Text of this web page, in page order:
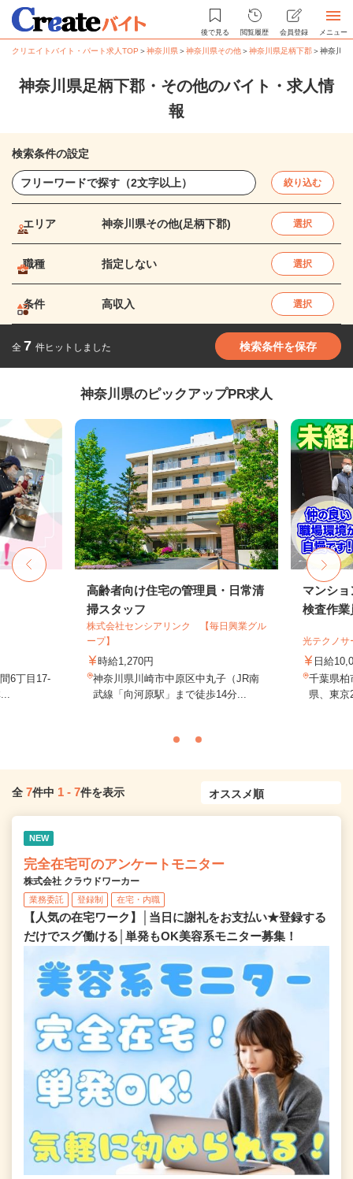
後で見る 閲覧履歴 会員登録 メニュー
クリエイトバイト・パート求人TOP ＞神奈川県＞神奈川県その他＞神奈川県足柄下郡＞神奈川
神奈川県足柄下郡・その他のバイト・求人情
報
検索条件の設定
絞り込む
エリア 神奈川県その他(足柄下郡) 選択
職種 指定しない 選択
条件 高収入 選択
全 7 件ヒットしました 検索条件を保存
神奈川県のピックアップPR求人
6丁目17-
高齢者向け住宅の管理員・日常清
掃スタッフ
株式会社センシアリンク 【毎日興業グル
ープ】
時給1,270円
神奈川県川崎市中原区中丸子（JR南
武線「向河原駅」まで徒歩14分...
マンシ
検査作業
光テクノサ
日給
千葉県柏
県、東
全 7件中 1 - 7件を表示
NEW
完全在宅可のアンケートモニター
株式会社 クラウドワーカー
業務委託 登録制 在宅・内職
【人気の在宅ワーク】│当日に謝礼をお支払い★登録する
だけでスグ働ける│単発もOK美容系モニター募集！